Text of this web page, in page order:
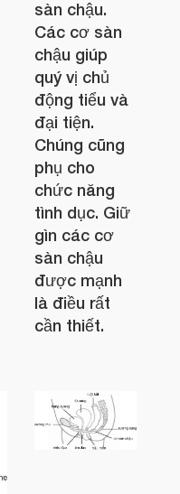
sàn chậu.
Các cơ sàn
chậu giúp
quý vị chủ
động tiểu và
đại tiện.
Chúng cũng
phụ cho
chức năng
tình dục. Giữ
gìn các cơ
sàn chậu
được mạnh
là điều rất
cần thiết.